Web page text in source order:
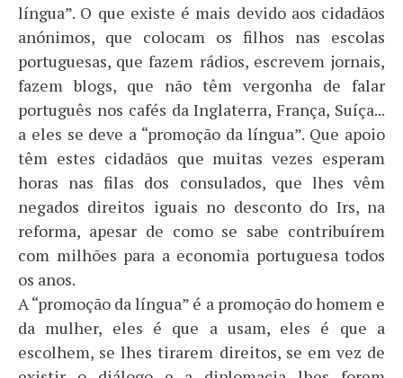
língua”. O que existe é mais devido aos cidadãos
anónimos, que colocam os filhos nas escolas
portuguesas, que fazem rádios, escrevem jornais,
fazem blogs, que não têm vergonha de falar
português nos cafés da Inglaterra, França, Suíça...
a eles se deve a “promoção da língua”. Que apoio
têm estes cidadãos que muitas vezes esperam
horas nas filas dos consulados, que lhes vêm
negados direitos iguais no desconto do Irs, na
reforma, apesar de como se sabe contribuírem
com milhões para a economia portuguesa todos
os anos.
A “promoção da língua” é a promoção do homem e
da mulher, eles é que a usam, eles é que a
escolhem, se lhes tirarem direitos, se em vez de